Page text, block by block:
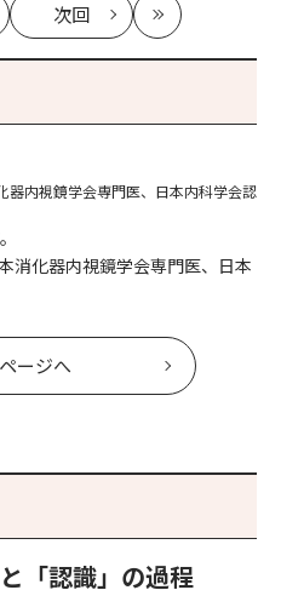
次回
記
最
新
器内視鏡学会専門医、日本内科学会認
消化器内視鏡学会専門医、日本
ージへ
と「認識」の過程